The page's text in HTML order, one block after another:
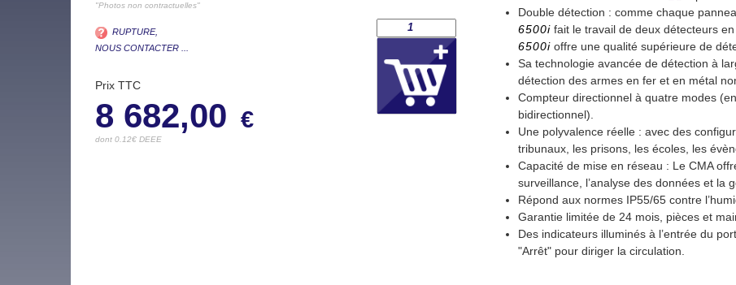
"Photos non contractuelles"
RUPTURE,
NOUS CONTACTER ...
Prix TTC
8 682,00 €
dont 0.12€ DEEE
Double détection : comme chaque
6500i fait le travail de deux détecteurs
6500i offre une qualité supérieure de
Sa technologie avancée de détection à
détection des armes en fer et en métal
Compteur directionnel à quatre modes
bidirectionnel).
Une polyvalence réelle : avec des
tribunaux, les prisons, les écoles, les
Capacité de mise en réseau : Le CMA
surveillance, l’analyse des données et la
Répond aux normes IP55/65 contre
Garantie limitée de 24 mois , pièces et
Des indicateurs illuminés à l’entrée du
"Arrêt" pour diriger la circulation.